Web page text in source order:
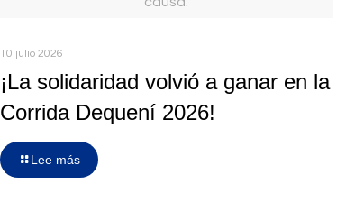
10 julio 2026
¡La solidaridad volvió a ganar en la
Corrida Dequení 2026!
Lee más